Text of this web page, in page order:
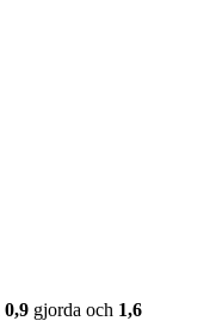
0,9 gjorda och 1,6